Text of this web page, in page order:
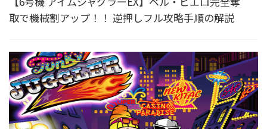
取で機械割アップ！！ 逆押しフル攻略手順の解説